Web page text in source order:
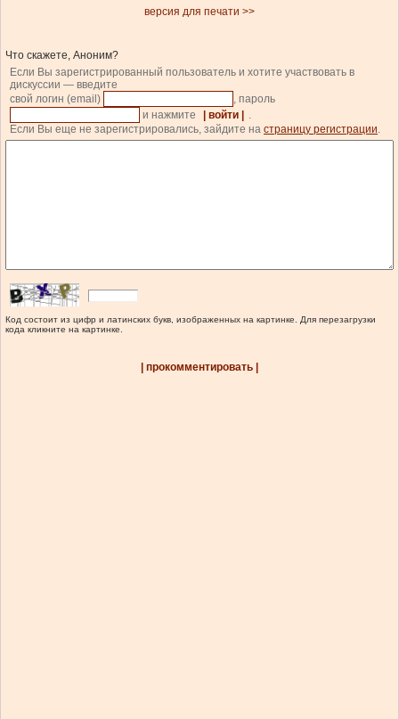
версия для печати >>
Что скажете, Аноним?
Если Вы зарегистрированный пользователь и хотите участвовать в
дискуссии — введите
свой логин (email)
, пароль
и нажмите
| войти |
.
Если Вы еще не зарегистрировались, зайдите на страницу регистрации.
Код состоит из цифр и латинских букв, изображенных на картинке. Для перезагрузки
кода кликните на картинке.
| прокомментировать |